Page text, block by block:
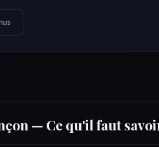
— Ce qu'il faut